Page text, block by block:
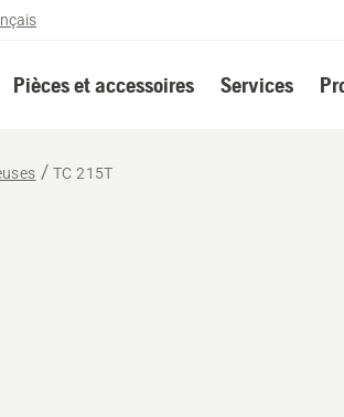
Pièces et accessoires Services
TC 215T